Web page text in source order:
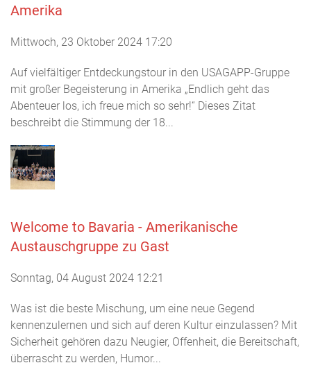
Amerika
Mittwoch, 23 Oktober 2024 17:20
Auf vielfältiger Entdeckungstour in den USAGAPP-Gruppe
mit großer Begeisterung in Amerika „Endlich geht das
Abenteuer los, ich freue mich so sehr!“ Dieses Zitat
beschreibt die Stimmung der 18...
Welcome to Bavaria - Amerikanische
Austauschgruppe zu Gast
Sonntag, 04 August 2024 12:21
Was ist die beste Mischung, um eine neue Gegend
kennenzulernen und sich auf deren Kultur einzulassen? Mit
Sicherheit gehören dazu Neugier, Offenheit, die Bereitschaft,
überrascht zu werden, Humor...